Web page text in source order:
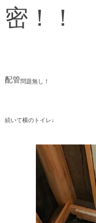
密！！
配管問題無し！
続いて横のトイレ↓